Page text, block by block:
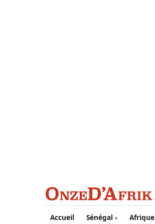
Aller au contenu principal
Accueil Sénégal Afrique